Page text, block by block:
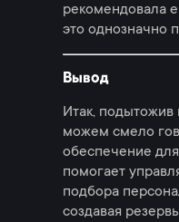
рекомендовала
это однозначно
Вывод
Итак,
можем смело
обеспечение
помогает
подбора
создавая